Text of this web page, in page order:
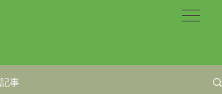
記事